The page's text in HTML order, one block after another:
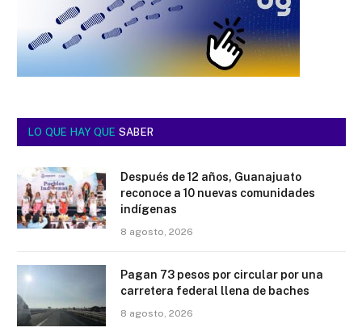
LO QUE HAY QUE SABER
Después de 12 años, Guanajuato
reconoce a 10 nuevas comunidades
indígenas
8 agosto, 2026
Pagan 73 pesos por circular por una
carretera federal llena de baches
8 agosto, 2026